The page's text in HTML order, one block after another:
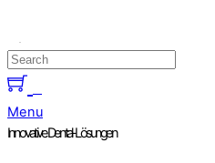
Menu
Innovative Dental-Lösungen